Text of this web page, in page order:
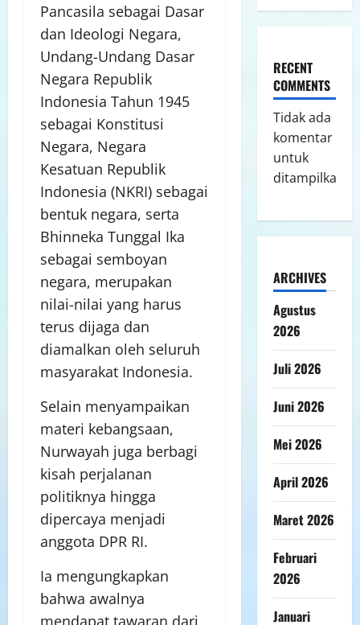
Pancasila sebagai Dasar
dan Ideologi Negara,
Undang-Undang Dasar
Negara Republik
Indonesia Tahun 1945
sebagai Konstitusi
Negara, Negara
Kesatuan Republik
Indonesia (NKRI) sebagai
bentuk negara, serta
Bhinneka Tunggal Ika
sebagai semboyan
negara, merupakan
nilai-nilai yang harus
terus dijaga dan
diamalkan oleh seluruh
masyarakat Indonesia.
Selain menyampaikan
materi kebangsaan,
Nurwayah juga berbagi
kisah perjalanan
politiknya hingga
dipercaya menjadi
anggota DPR RI.
Ia mengungkapkan
bahwa awalnya
mendapat tawaran dari
RECENT
COMMENTS
Tidak ada
komentar
untuk
ditampilkan.
ARCHIVES
Agustus
2026
Juli 2026
Juni 2026
Mei 2026
April 2026
Maret 2026
Februari
2026
Januari